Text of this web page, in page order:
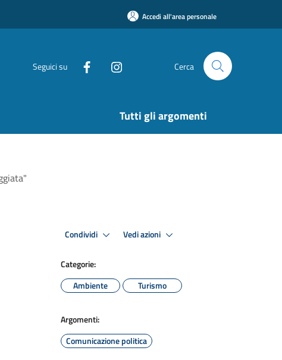
Accedi all'area personale
Seguici su Cerca
Tutti gli argomenti
Condividi Vedi azioni
Categorie:
Ambiente
Turismo
Argomenti:
Comunicazione politica